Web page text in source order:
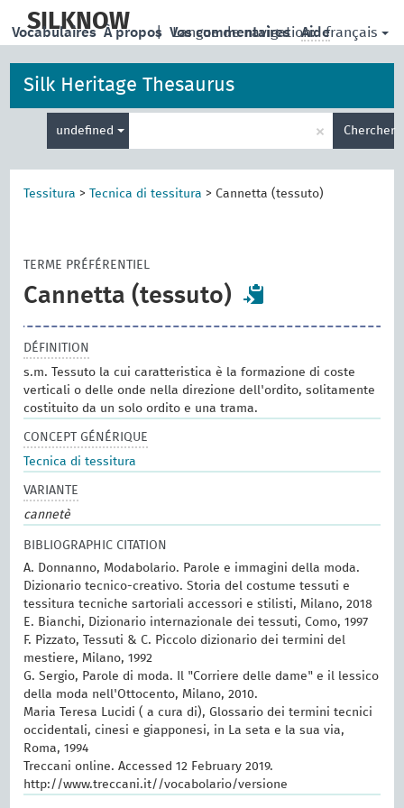
main
SILKNOW | Langue de navigation: français
Vocabulaires À propos Vos commentaires Aide
Silk Heritage Thesaurus
undefined
de
recherche
× Chercher
Tessitura > Tecnica di tessitura > Cannetta (tessuto)
TERME PRÉFÉRENTIEL
Cannetta (tessuto)
DÉFINITION
s.m. Tessuto la cui caratteristica è la formazione di coste
verticali o delle onde nella direzione dell'ordito, solitamente
costituito da un solo ordito e una trama.
CONCEPT GÉNÉRIQUE
Tecnica di tessitura
VARIANTE
cannetè
BIBLIOGRAPHIC CITATION
A. Donnanno, Modabolario. Parole e immagini della moda.
Dizionario tecnico-creativo. Storia del costume tessuti e
tessitura tecniche sartoriali accessori e stilisti, Milano, 2018
E. Bianchi, Dizionario internazionale dei tessuti, Como, 1997
F. Pizzato, Tessuti & C. Piccolo dizionario dei termini del
mestiere, Milano, 1992
G. Sergio, Parole di moda. Il "Corriere delle dame" e il lessico
della moda nell'Ottocento, Milano, 2010.
Maria Teresa Lucidi ( a cura di), Glossario dei termini tecnici
occidentali, cinesi e giapponesi, in La seta e la sua via,
Roma, 1994
Treccani online. Accessed 12 February 2019.
http://www.treccani.it//vocabolario/versione